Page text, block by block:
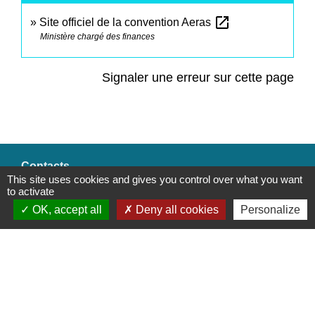
Site officiel de la convention Aeras open_in_new
Ministère chargé des finances
Signaler une erreur sur cette page
Contacts
Commune de Saint-Mesmes
12 rue de Richebourg
77410 Saint-Mesmes - FRANCE
This site uses cookies and gives you control over what you want
to activate
OK, accept all
Deny all cookies Personalize